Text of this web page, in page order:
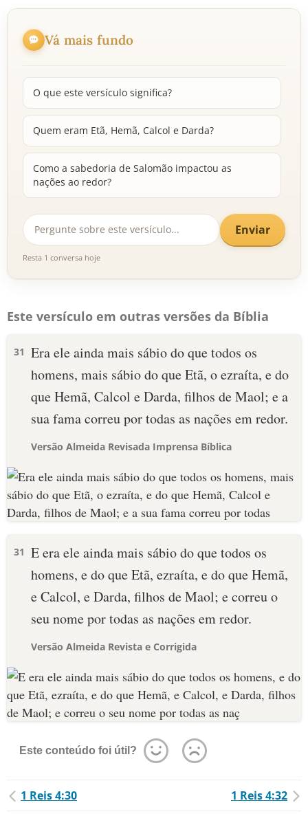
Vá mais fundo
O que este versículo significa?
Quem eram Etã, Hemã, Calcol e Darda?
Como a sabedoria de Salomão impactou as
nações ao redor?
Enviar
Resta 1 conversa hoje
Este versículo em outras versões da Bíblia
31 Era ele ainda mais sábio do que todos os
homens, mais sábio do que Etã, o ezraíta, e do
que Hemã, Calcol e Darda, filhos de Maol; e a
sua fama correu por todas as nações em redor.
Versão Almeida Revisada Imprensa Bíblica
31 E era ele ainda mais sábio do que todos os
homens, e do que Etã, ezraíta, e do que Hemã,
e Calcol, e Darda, filhos de Maol; e correu o
seu nome por todas as nações em redor.
Versão Almeida Revista e Corrigida
Este conteúdo foi útil?
1 Reis 4:30 1 Reis 4:32